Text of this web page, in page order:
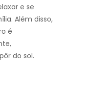
e se
Além disso,
é
do sol.